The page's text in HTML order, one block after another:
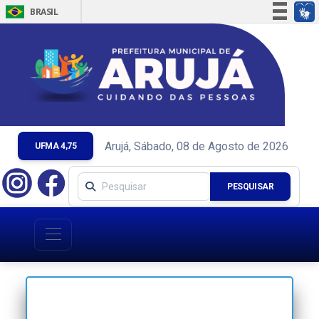
BRASIL
Simplifique!
Comunica BR
Participe
Acesso à informação
Canais
UFMA 4,75 Arujá, Sábado, 08 de Agosto de 2026
PESQUISAR